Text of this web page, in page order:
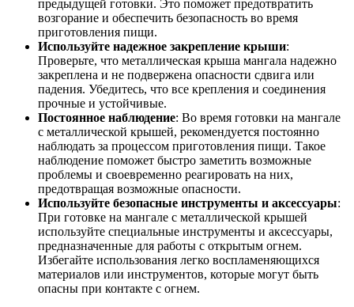
предыдущей готовки. Это поможет предотвратить
возгорание и обеспечить безопасность во время
приготовления пищи.
Используйте надежное закрепление крыши:
Проверьте, что металлическая крыша мангала надежно
закреплена и не подвержена опасности сдвига или
падения. Убедитесь, что все крепления и соединения
прочные и устойчивые.
Постоянное наблюдение: Во время готовки на мангале
с металлической крышей, рекомендуется постоянно
наблюдать за процессом приготовления пищи. Такое
наблюдение поможет быстро заметить возможные
проблемы и своевременно реагировать на них,
предотвращая возможные опасности.
Используйте безопасные инструменты и аксессуары:
При готовке на мангале с металлической крышей
используйте специальные инструменты и аксессуары,
предназначенные для работы с открытым огнем.
Избегайте использования легко воспламеняющихся
материалов или инструментов, которые могут быть
опасны при контакте с огнем.